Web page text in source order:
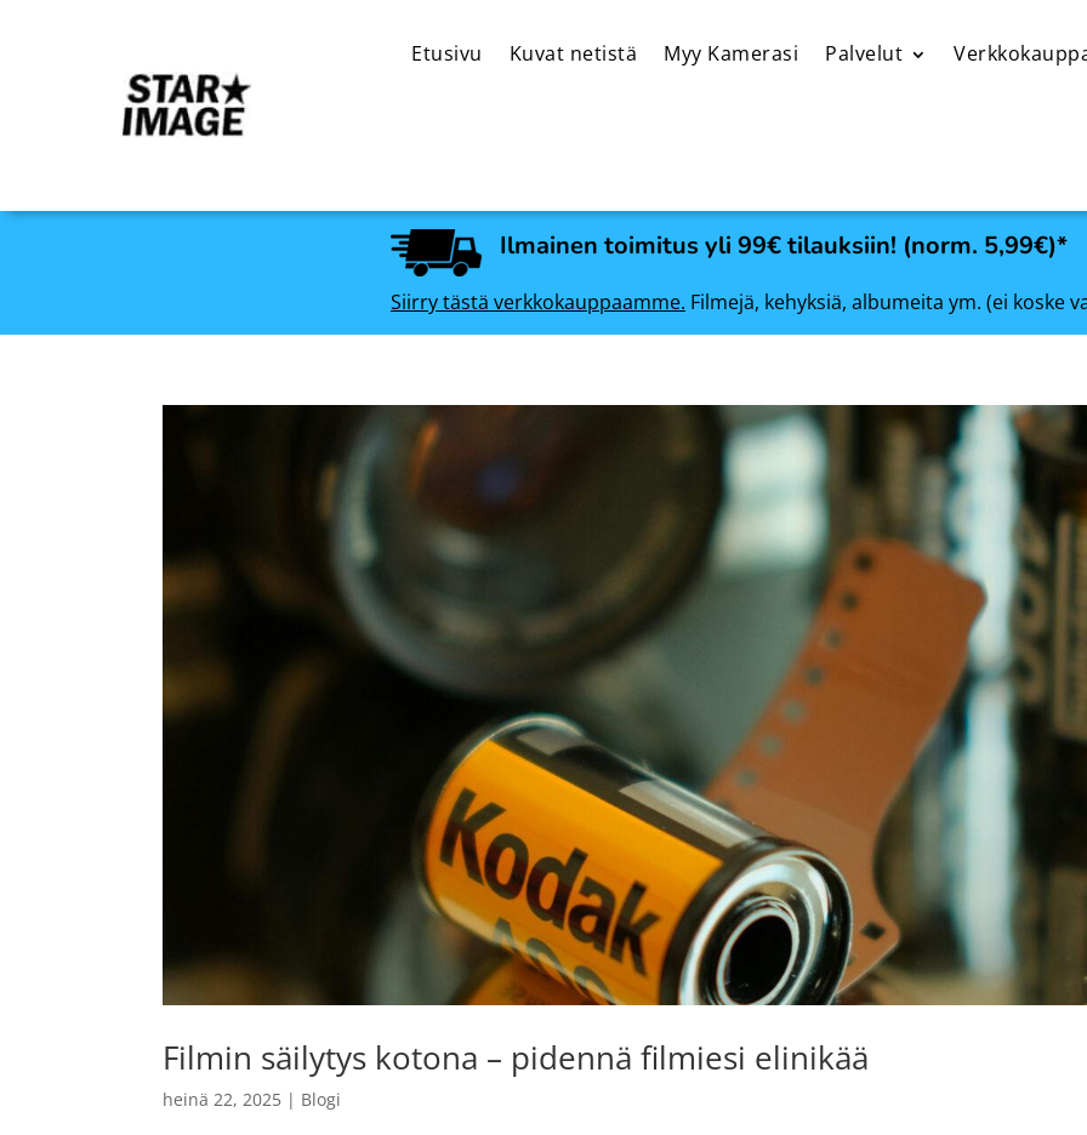
Etusivu Kuvat netistä Myy Kamerasi Palvelut
Ilmainen toimitus yli 99€ tilauksiin! (norm. 5,99€)*
Siirry tästä verkkokauppaamme. Filmejä, kehyksiä, albumeita ym. (ei koske
Filmin säilytys kotona – pidennä filmiesi elinikää
heinä 22, 2025 | Blogi